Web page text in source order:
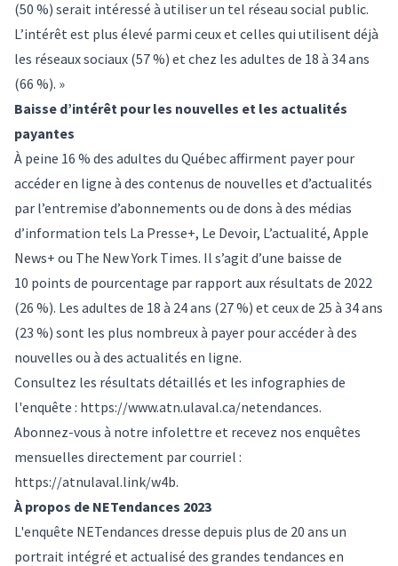
(50 %) serait intéressé à utiliser un tel réseau social public.
L’intérêt est plus élevé parmi ceux et celles qui utilisent déjà
les réseaux sociaux (57 %) et chez les adultes de 18 à 34 ans
(66 %). »
Baisse d’intérêt pour les nouvelles et les actualités
payantes
À peine 16 % des adultes du Québec affirment payer pour
accéder en ligne à des contenus de nouvelles et d’actualités
par l’entremise d’abonnements ou de dons à des médias
d’information tels La Presse+, Le Devoir, L’actualité, Apple
News+ ou The New York Times. Il s’agit d’une baisse de
10 points de pourcentage par rapport aux résultats de 2022
(26 %). Les adultes de 18 à 24 ans (27 %) et ceux de 25 à 34 ans
(23 %) sont les plus nombreux à payer pour accéder à des
nouvelles ou à des actualités en ligne.
Consultez les résultats détaillés et les infographies de
l'enquête : https://www.atn.ulaval.ca/netendances.
Abonnez-vous à notre infolettre et recevez nos enquêtes
mensuelles directement par courriel :
https://atnulaval.link/w4b.
À propos de NETendances 2023
L'enquête NETendances dresse depuis plus de 20 ans un
portrait intégré et actualisé des grandes tendances en